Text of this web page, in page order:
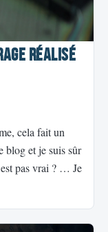
réalisé
cela fait un
blog et je suis sûr
pas vrai ? … Je